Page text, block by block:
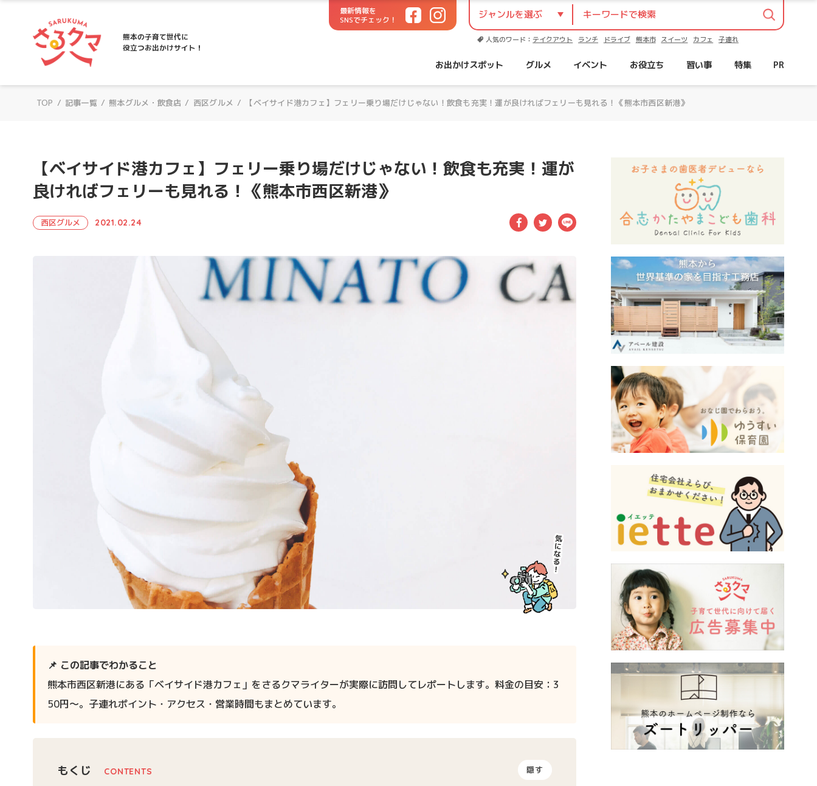
さるクマ-さるこう、熊本-｜熊本の子育て世代に役立つお出かけサイト！
熊本の子育て世代に
役立つお出かけサイト！
最新情報を
SNSでチェック！
人気のワード：テイクアウト ランチ ドライブ 熊本市 スイーツ カフェ 子連れ
お出かけスポット グルメ イベント お役立ち 習い事 特集 PR
TOP / 記事一覧 / 熊本グルメ・飲食店 / 西区グルメ / 【ベイサイド港カフェ】フェリー乗り場だけじゃない！飲食も充実！運が良ければフェリーも見れる！《熊本市西区新港》
【ベイサイド港カフェ】フェリー乗り場だけじゃない！飲食も充実！運が
良ければフェリーも見れる！《熊本市西区新港》
西区グルメ 2021.02.24 Facebook
TwitterLINE
📌 この記事でわかること
熊本市西区新港にある「ベイサイド港カフェ」をさるクマライターが実際に訪問してレポートします。料金の目安：3
50円〜。子連れポイント・アクセス・営業時間もまとめています。
もくじ 隠す